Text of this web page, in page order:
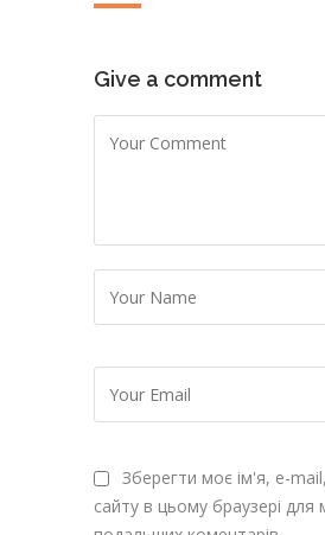
Give a comment
Зберегти моє ім'я, e-
сайту в цьому браузері для